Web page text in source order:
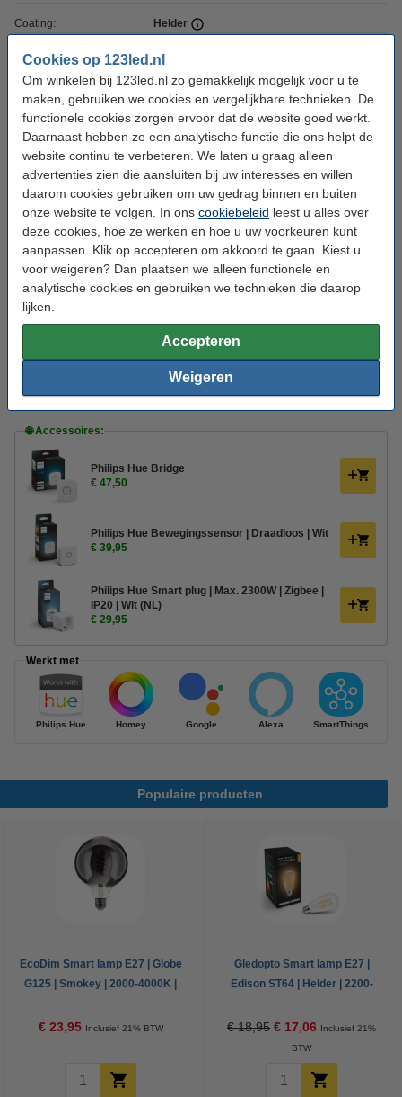
Cookies op 123led.nl
Om winkelen bij 123led.nl zo gemakkelijk mogelijk voor u te
maken, gebruiken we cookies en vergelijkbare technieken. De
functionele cookies zorgen ervoor dat de website goed werkt.
Daarnaast hebben ze een analytische functie die ons helpt de
website continu te verbeteren. We laten u graag alleen
advertenties zien die aansluiten bij uw interesses en willen
daarom cookies gebruiken om uw gedrag binnen en buiten
onze website te volgen. In ons cookiebeleid leest u alles over
deze cookies, hoe ze werken en hoe u uw voorkeuren kunt
aanpassen. Klik op accepteren om akkoord te gaan. Kiest u
voor weigeren? Dan plaatsen we alleen functionele en
analytische cookies en gebruiken we technieken die daarop
lijken.
Accepteren
Weigeren
Coating: Helder
Dimbaar: Ja, via app
Hub vereist: Ja
Voltage:
Hoogte: 142 mm
Diameter: Ø 95 mm
Werktemperatuur: -20-45 °C
Beschermingsniveau: IP20
Branduren: 50.000 uur
Aan/uitschakelingen: 15.000
Handleiding
uw oude apparaat
🌐 Accessoires:
Philips Hue Bridge
€ 47,50
Philips Hue Bewegingssensor | Draadloos | Wit
€ 39,95
Philips Hue Smart plug | Max. 2300W | Zigbee |
IP20 | Wit (NL)
€ 29,95
Werkt met
Philips Hue Homey Google Alexa SmartThings
Populaire producten
EcoDim Smart lamp E27 | Globe
G125 | Smokey | 2000-4000K |
€ 23,95 Inclusief 21% BTW
Gledopto Smart lamp E27 |
Edison ST64 | Helder | 2200-
€ 18,95 € 17,06 Inclusief 21%
BTW